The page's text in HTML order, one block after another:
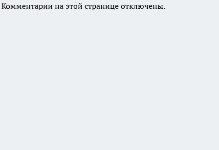
Комментарии на этой странице отключены.